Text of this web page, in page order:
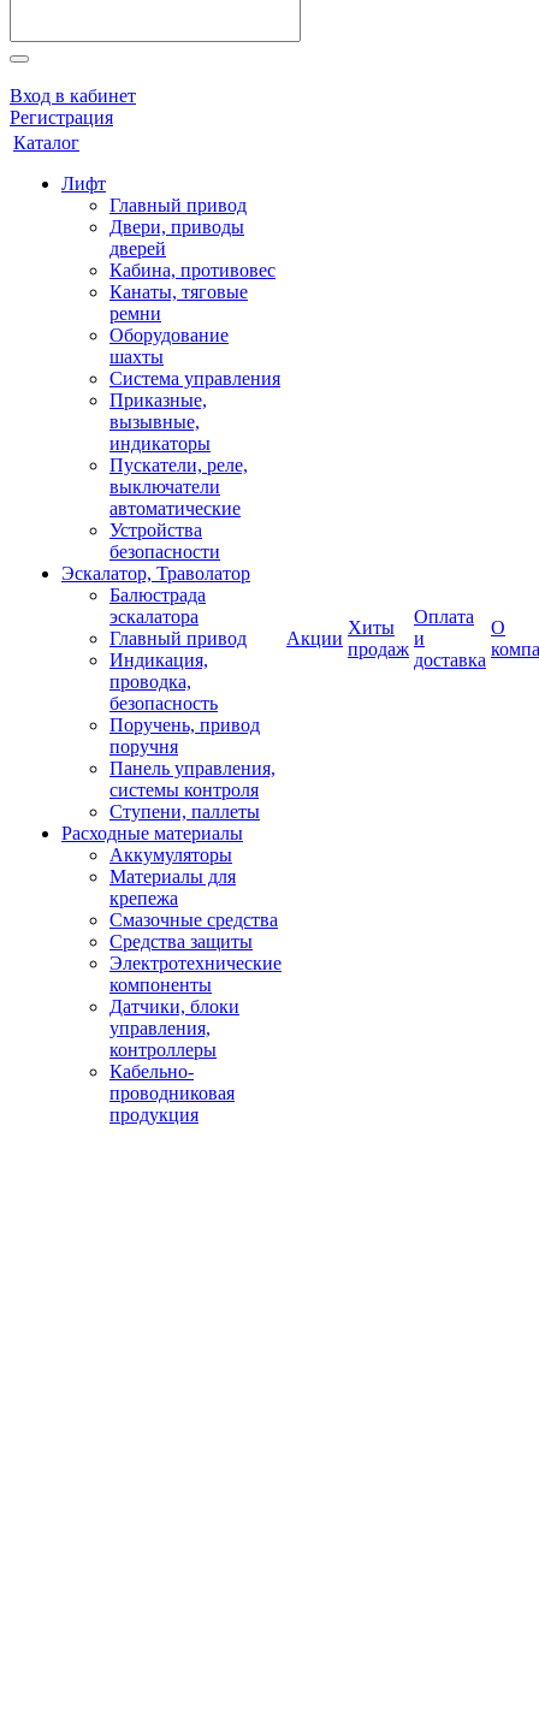
Вход в кабинет
Регистрация
Каталог
Лифт
Главный привод
Двери, приводы
дверей
Кабина, противовес
Канаты, тяговые
ремни
Оборудование
шахты
Система управления
Приказные,
вызывные,
индикаторы
Пускатели, реле,
выключатели
автоматические
Устройства
безопасности
Эскалатор, Траволатор
Балюстрада
эскалатора
Главный привод
Индикация,
проводка,
безопасность
Поручень, привод
поручня
Панель управления,
системы контроля
Ступени, паллеты
Расходные материалы
Аккумуляторы
Материалы для
крепежа
Смазочные средства
Средства защиты
Электротехнические
компоненты
Датчики, блоки
управления,
контроллеры
Кабельно-
проводниковая
продукция
Акции
Хиты
продаж
Оплата
и
доставка
О